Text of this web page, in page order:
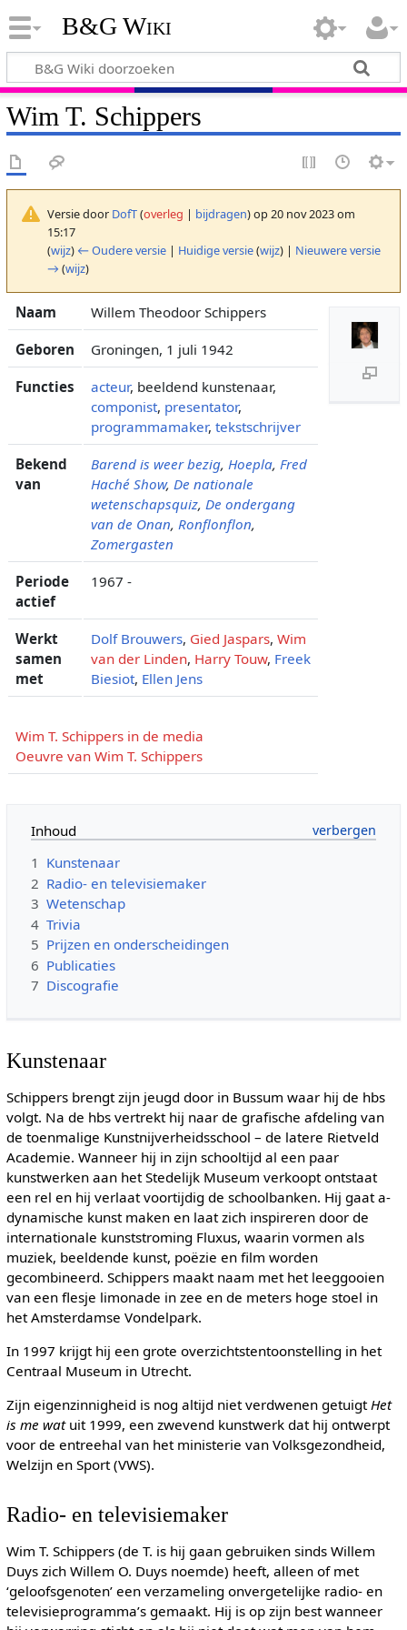
B&G Wiki
Wim T. Schippers
Versie door DofT(overleg | bijdragen)op 20 nov 2023 om
15:17
(wijz) ← Oudere versie| Huidige versie(wijz) | Nieuwere versie
→ (wijz)
Naam Willem Theodoor Schippers
Geboren Groningen, 1 juli 1942
Functies acteur, beeldend kunstenaar,
componist, presentator,
programmamaker, tekstschrijver
Bekend
van
Barend is weer bezig, Hoepla, Fred
Haché Show, De nationale
wetenschapsquiz, De ondergang
van de Onan, Ronflonflon,
Zomergasten
Periode
actief
1967 -
Werkt
samen
met
Dolf Brouwers, Gied Jaspars, Wim
van der Linden, Harry Touw, Freek
Biesiot, Ellen Jens
Wim T. Schippers in de media
Oeuvre van Wim T. Schippers
Inhoud
1 Kunstenaar
2 Radio- en televisiemaker
3 Wetenschap
4 Trivia
5 Prijzen en onderscheidingen
6 Publicaties
7 Discografie
Kunstenaar
Schippers brengt zijn jeugd door in Bussum waar hij de hbs
volgt. Na de hbs vertrekt hij naar de grafische afdeling van
de toenmalige Kunstnijverheidsschool – de latere Rietveld
Academie. Wanneer hij in zijn schooltijd al een paar
kunstwerken aan het Stedelijk Museum verkoopt ontstaat
een rel en hij verlaat voortijdig de schoolbanken. Hij gaat a-
dynamische kunst maken en laat zich inspireren door de
internationale kunststroming Fluxus, waarin vormen als
muziek, beeldende kunst, poëzie en film worden
gecombineerd. Schippers maakt naam met het leeggooien
van een flesje limonade in zee en de meters hoge stoel in
het Amsterdamse Vondelpark.
In 1997 krijgt hij een grote overzichtstentoonstelling in het
Centraal Museum in Utrecht.
Zijn eigenzinnigheid is nog altijd niet verdwenen getuigt Het
is me watuit 1999, een zwevend kunstwerk dat hij ontwerpt
voor de entreehal van het ministerie van Volksgezondheid,
Welzijn en Sport (VWS).
Radio- en televisiemaker
Wim T. Schippers (de T. is hij gaan gebruiken sinds Willem
Duys zich Willem O. Duys noemde) heeft, alleen of met
‘geloofsgenoten’ een verzameling onvergetelijke radio- en
televisieprogramma’s gemaakt. Hij is op zijn best wanneer